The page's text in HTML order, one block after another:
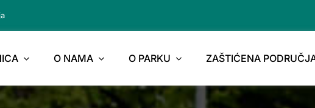
O NAMA O PARKU ZAŠTIĆENA